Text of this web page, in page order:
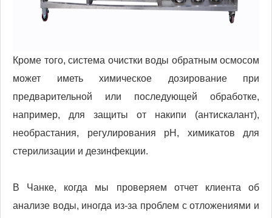
Кроме того, система очистки воды обратным осмосом
может иметь химическое дозирование при
предварительной или последующей обработке,
например, для защиты от накипи (антискалант),
необрастания, регулирования pH, химикатов для
стерилизации и дезинфекции.
В Чанке, когда мы проверяем отчет клиента об
анализе воды, иногда из-за проблем с отложениями и